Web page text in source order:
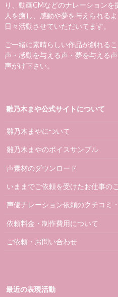
り、動画CMなどのナレーション
人を癒し、感動や夢を与えられる
日々活動させていただいてます。
ご一緒に素晴らしい作品が創れる
声・感動を与える声・夢を与える
声がけ下さい。
雛乃木まや公式サイトについて
雛乃木まやについて
雛乃木まやのボイスサンプル
声素材のダウンロード
いままでご依頼を受けたお仕事の
声優ナレーション依頼のクチコミ
依頼料金・制作費用について
ご依頼・お問い合わせ
最近の表現活動